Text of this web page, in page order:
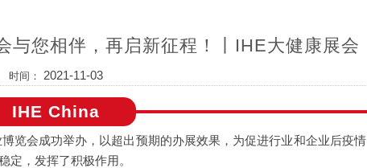
与您相伴，再启新征程！丨IHE大健康展会
时间： 2021-11-03
IHE China
览会成功举办，以超出预期的办展效果，为促进行业和企业后疫情
定，发挥了积极作用。